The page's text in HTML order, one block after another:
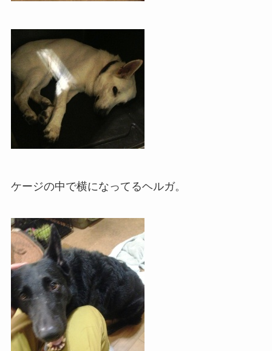
ケージの中で横になってるヘルガ。